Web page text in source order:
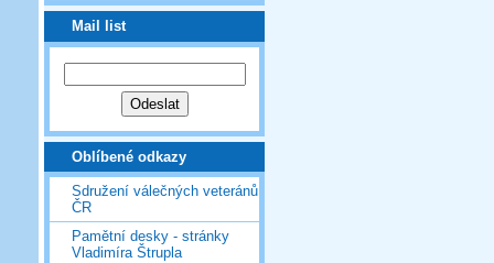
Mail list
Oblíbené odkazy
Sdružení válečných veteránů
ČR
Pamětní desky - stránky
Vladimíra Štrupla